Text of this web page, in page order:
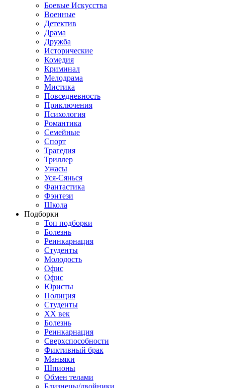
Боевые Искусства
Военные
Детектив
Драма
Дружба
Исторические
Комедия
Криминал
Мелодрама
Мистика
Повседневность
Приключения
Психология
Романтика
Семейные
Спорт
Трагедия
Триллер
Ужасы
Уся-Сянься
Фантастика
Фэнтези
Школа
Подборки
Топ подборки
Болезнь
Реинкарнация
Студенты
Молодость
Офис
Офис
Юристы
Полиция
Студенты
ХХ век
Болезнь
Реинкарнация
Сверхспособности
Фиктивный брак
Маньяки
Шпионы
Обмен телами
Близнецы/двойники